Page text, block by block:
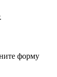
форму